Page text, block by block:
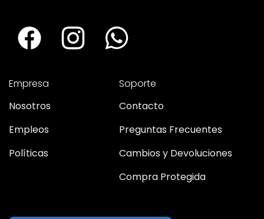
Empresa
Nosotros
Empleos
Políticas
Soporte
Contacto
Preguntas Frecuentes
Cambios y Devoluciones
Compra Protegida